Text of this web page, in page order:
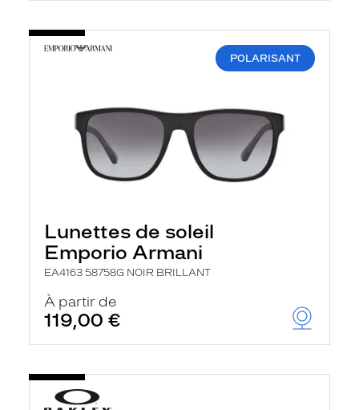
POLARISANT
Lunettes de soleil
Emporio Armani
EA4163 58758G NOIR BRILLANT
À partir de
119,00 €